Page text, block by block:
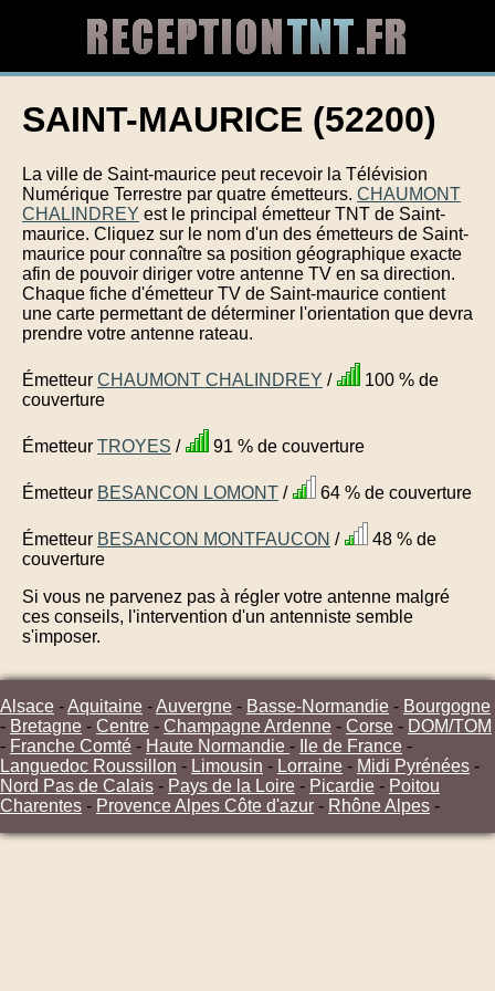
SAINT-MAURICE (52200)
La ville de Saint-maurice peut recevoir la Télévision
Numérique Terrestre par quatre émetteurs. CHAUMONT
CHALINDREY est le principal émetteur TNT de Saint-
maurice. Cliquez sur le nom d'un des émetteurs de Saint-
maurice pour connaître sa position géographique exacte
afin de pouvoir diriger votre antenne TV en sa direction.
Chaque fiche d'émetteur TV de Saint-maurice contient
une carte permettant de déterminer l'orientation que devra
prendre votre antenne rateau.
Émetteur CHAUMONT CHALINDREY /
100 % de
couverture
Émetteur TROYES / 91 % de couverture
Émetteur BESANCON LOMONT / 64 % de couverture
Émetteur BESANCON MONTFAUCON /
48 % de
couverture
Si vous ne parvenez pas à régler votre antenne malgré
ces conseils, l'intervention d'un antenniste semble
s'imposer.
Alsace -Aquitaine -Auvergne - Basse-Normandie - Bourgogne
- Bretagne - Centre - Champagne Ardenne - Corse - DOM/TOM
- Franche Comté - Haute Normandie - Ile de France -
Languedoc Roussillon - Limousin - Lorraine - Midi Pyrénées -
Nord Pas de Calais - Pays de la Loire - Picardie - Poitou
Charentes - Provence Alpes Côte d'azur - Rhône Alpes -